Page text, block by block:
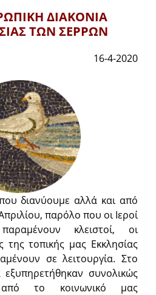
ΔΙΑΚΟΝΙΑ
ΤΩΝ ΣΕΡΡΩΝ
16-4-2020
διανύουμε αλλά και από
παρόλο που οι Ιεροί
κλειστοί, οι
της τοπικής μας Εκκλησίας
σε λειτουργία. Στο
συνολικώς
από το κοινωνικό μας